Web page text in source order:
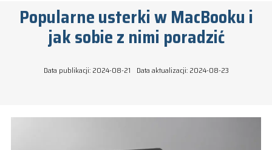
Popularne usterki w MacBooku i
jak sobie z nimi poradzić
Data publikacji: 2024-08-21 Data aktualizacji: 2024-08-23